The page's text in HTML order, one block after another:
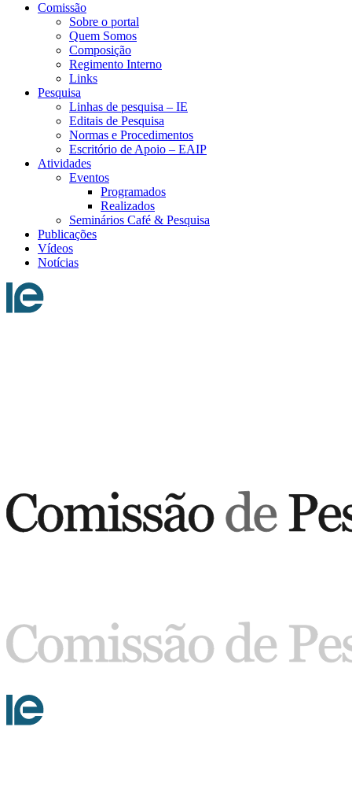
Comissão
Sobre o portal
Quem Somos
Composição
Regimento Interno
Links
Pesquisa
Linhas de pesquisa – IE
Editais de Pesquisa
Normas e Procedimentos
Escritório de Apoio – EAIP
Atividades
Eventos
Programados
Realizados
Seminários Café & Pesquisa
Publicações
Vídeos
Notícias